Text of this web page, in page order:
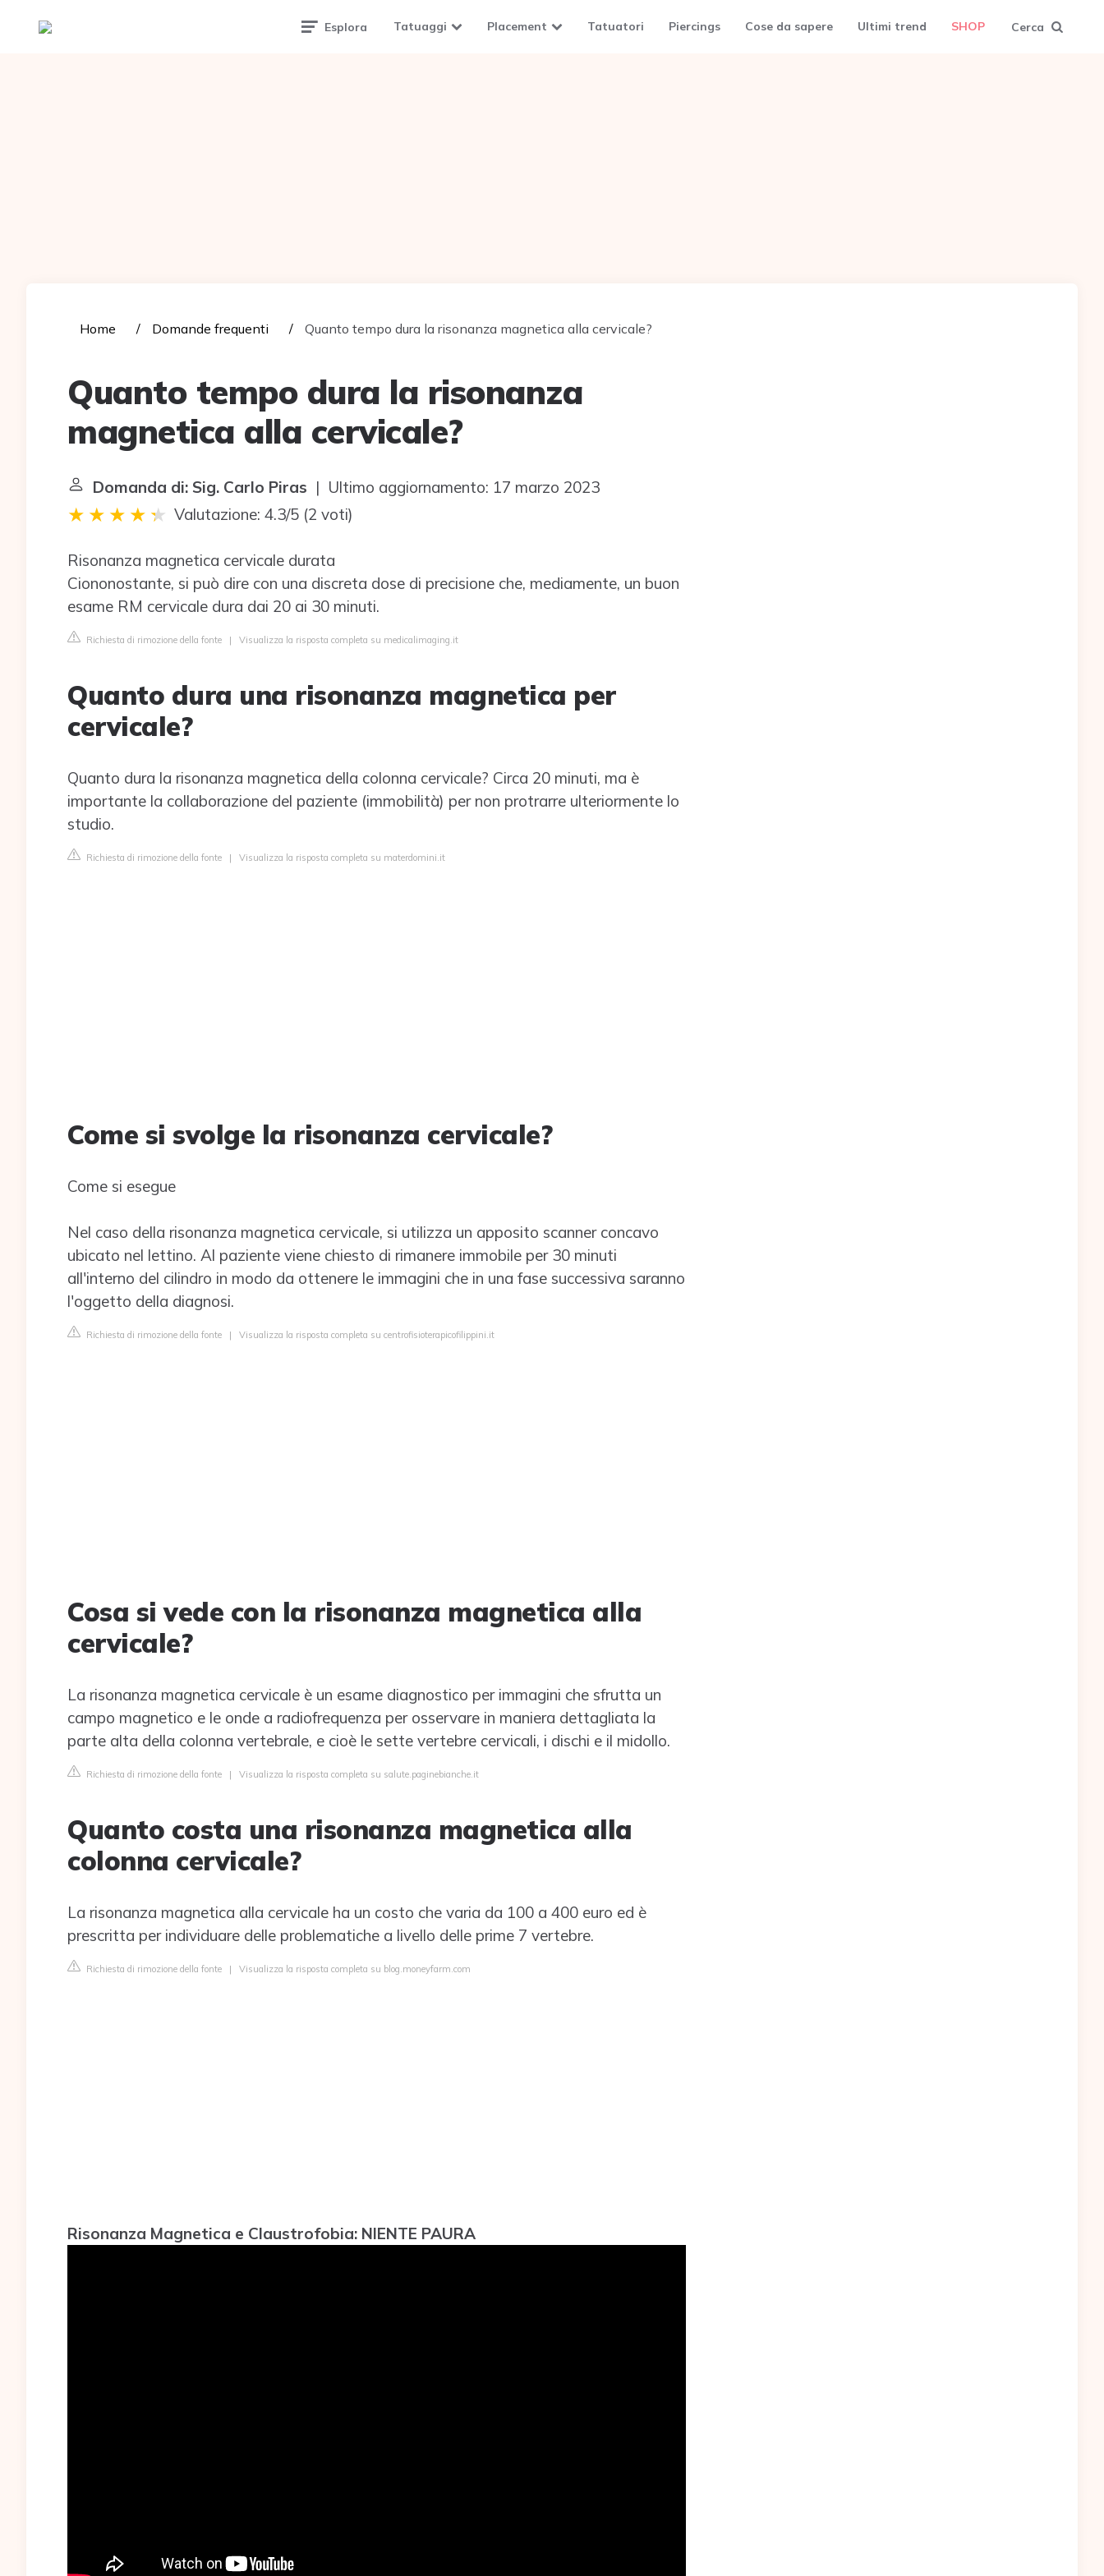
Tattoomuse.it Esplora Tatuaggi Placement Tatuatori Piercings Cose da sapere Ultimi trend SHOP Cerca
Home Domande frequenti Quanto tempo dura la risonanza magnetica alla cervicale?
Quanto tempo dura la risonanza
magnetica alla cervicale?
Domanda di: Sig. Carlo Piras | Ultimo aggiornamento: 17 marzo 2023
Valutazione: 4.3/5 (2 voti)
Risonanza magnetica cervicale durata
Ciononostante, si può dire con una discreta dose di precisione che, mediamente, un buon
esame RM cervicale dura dai 20 ai 30 minuti.
Richiesta di rimozione della fonte | Visualizza la risposta completa su medicalimaging.it
Quanto dura una risonanza magnetica per
cervicale?
Quanto dura la risonanza magnetica della colonna cervicale? Circa 20 minuti, ma è
importante la collaborazione del paziente (immobilità) per non protrarre ulteriormente lo
studio.
Richiesta di rimozione della fonte | Visualizza la risposta completa su materdomini.it
Come si svolge la risonanza cervicale?
Come si esegue
Nel caso della risonanza magnetica cervicale, si utilizza un apposito scanner concavo
ubicato nel lettino. Al paziente viene chiesto di rimanere immobile per 30 minuti
all'interno del cilindro in modo da ottenere le immagini che in una fase successiva saranno
l'oggetto della diagnosi.
Richiesta di rimozione della fonte | Visualizza la risposta completa su centrofisioterapicofilippini.it
Cosa si vede con la risonanza magnetica alla
cervicale?
La risonanza magnetica cervicale è un esame diagnostico per immagini che sfrutta un
campo magnetico e le onde a radiofrequenza per osservare in maniera dettagliata la
parte alta della colonna vertebrale, e cioè le sette vertebre cervicali, i dischi e il midollo.
Richiesta di rimozione della fonte | Visualizza la risposta completa su salute.paginebianche.it
Quanto costa una risonanza magnetica alla
colonna cervicale?
La risonanza magnetica alla cervicale ha un costo che varia da 100 a 400 euro ed è
prescritta per individuare delle problematiche a livello delle prime 7 vertebre.
Richiesta di rimozione della fonte | Visualizza la risposta completa su blog.moneyfarm.com
Risonanza Magnetica e Claustrofobia: NIENTE PAURA